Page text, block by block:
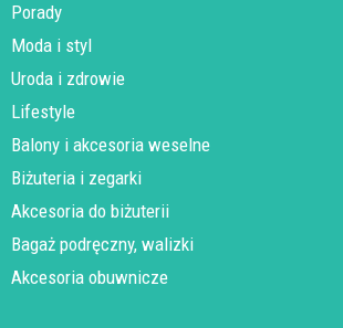
Porady
Moda i styl
Uroda i zdrowie
Lifestyle
Balony i akcesoria weselne
Biżuteria i zegarki
Akcesoria do biżuterii
Bagaż podręczny, walizki
Akcesoria obuwnicze